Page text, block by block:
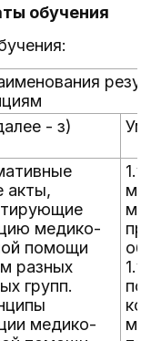
обучения
- з)
акты,
медико-
помощи
разных
групп.
медико-